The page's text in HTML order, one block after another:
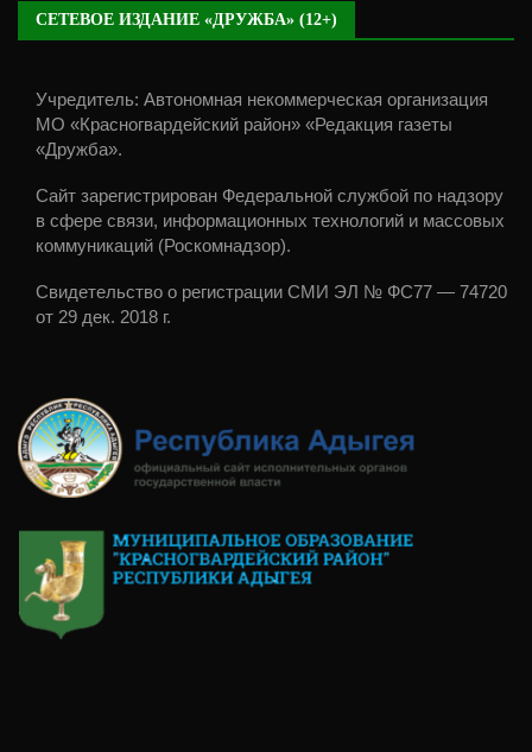
СЕТЕВОЕ ИЗДАНИЕ «ДРУЖБА» (12+)
Учредитель: Автономная некоммерческая организация
МО «Красногвардейский район» «Редакция газеты
«Дружба».
Сайт зарегистрирован Федеральной службой по надзору
в сфере связи, информационных технологий и массовых
коммуникаций (Роскомнадзор).
Свидетельство о регистрации СМИ ЭЛ № ФС77 — 74720
от 29 дек. 2018 г.